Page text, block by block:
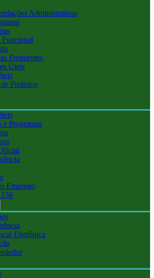
Administrativas
Funcional
Frequentes
Úteis
Prefeitos
e Programas
Emprego
Eletrônica